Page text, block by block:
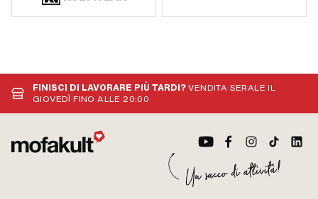
FINISCI DI LAVORARE PIÙ TARDI?VENDITA SERALE IL
GIOVEDÌ FINO ALLE 20:00